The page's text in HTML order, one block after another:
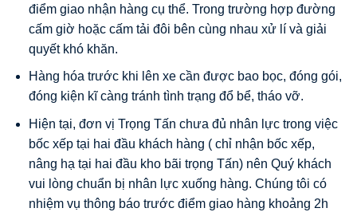
điểm giao nhận hàng cụ thể. Trong trường hợp đường
cấm giờ hoặc cấm tải đôi bên cùng nhau xử lí và giải
quyết khó khăn.
Hàng hóa trước khi lên xe cần được bao bọc, đóng gói,
đóng kiện kĩ càng tránh tình trạng đổ bể, tháo vỡ.
Hiện tại, đơn vị Trọng Tấn chưa đủ nhân lực trong việc
bốc xếp tại hai đầu khách hàng ( chỉ nhận bốc xếp,
nâng hạ tại hai đầu kho bãi trọng Tấn) nên Quý khách
vui lòng chuẩn bị nhân lực xuống hàng. Chúng tôi có
nhiệm vụ thông báo trước điểm giao hàng khoảng 2h